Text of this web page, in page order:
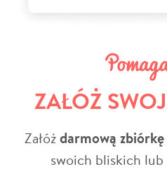
ZAŁÓŻ
Załóżdarmową zbiórkę
swoich bliskich